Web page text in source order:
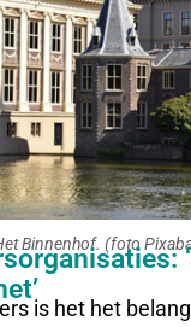
Binnenhof. (foto
is het het